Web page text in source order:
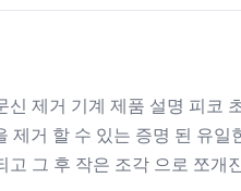
제거 기계 제품 설명 피코
제거 할 수 있는 증명 된 유
고 그 후 작은 조각 으로 쪼